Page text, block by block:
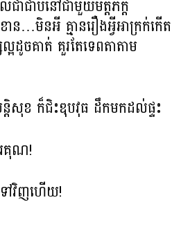
ជាជាប់នៅជាមួយមិត្តភក្ដិ
ន…មិនអី គ្មានរឿងអ្វីអាក្រក់កើត
ចគាត់ គួរតែទេពតាតាម
ខ ក៏ជិះឌុបវុធ ដឹកមកដល់ផ្ទះ
គុណ!
ៅវិញហើយ!